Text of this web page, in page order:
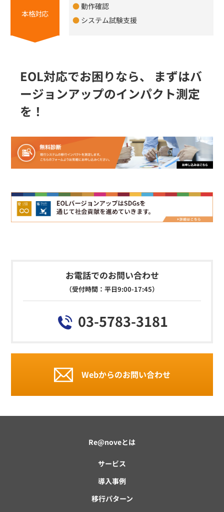
本格対応
動作確認
システム試験支援
EOL対応でお困りなら、
まずはバ
ージョンアップのインパクト測定
を！
お電話でのお問い合わせ
（受付時間：平日9:00-17:45）
03-5783-3181
Webからのお問い合わせ
Re@noveとは
サービス
導入事例
移行パターン